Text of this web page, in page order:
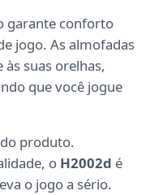
garante conforto
jogo. As almofadas
suas orelhas,
que você jogue
produto.
o H2002d é
o jogo a sério.